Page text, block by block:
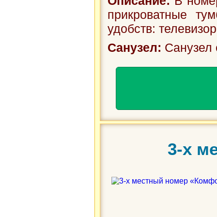
прикроватные
удобств:
Санузел:
3-х